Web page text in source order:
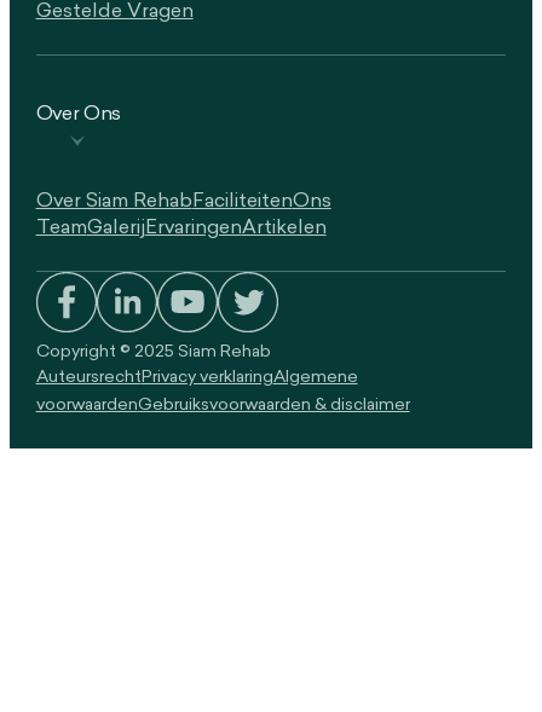
Gestelde Vragen
Over Ons
Over Siam Rehab FaciliteitenOns
TeamGalerij ErvaringenArtikelen
Copyright © 2025 Siam Rehab
AuteursrechtPrivacy verklaringAlgemene
voorwaardenGebruiksvoorwaarden & disclaimer